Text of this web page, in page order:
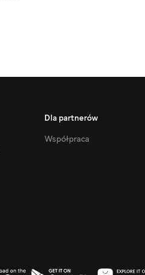
Dla partnerów
Współpraca